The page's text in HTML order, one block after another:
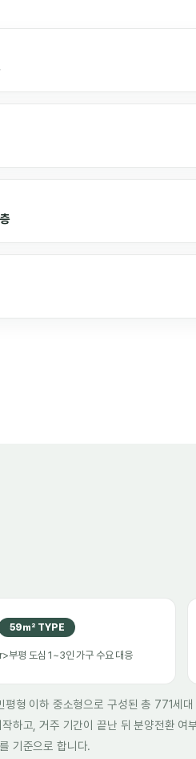
59㎡ TYPE
부평 도심 1~3인 가구 수요 대응
형 이하 중소형으로 구성된 총 771세대
하고, 거주 기간이 끝난 뒤 분양전환 여
기준으로 합니다.